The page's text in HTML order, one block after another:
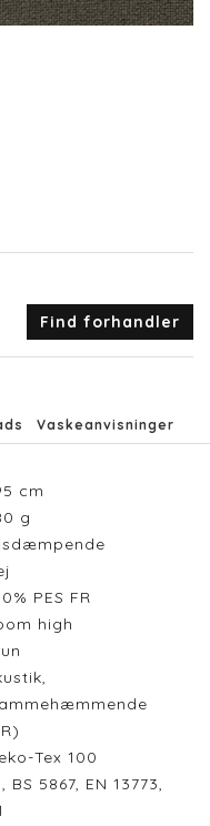
Find forhandler
Vaskeanvisninger
cm
g
PES FR
high
Tex 100
BS 5867, EN 13773,